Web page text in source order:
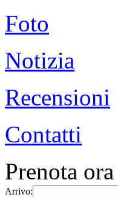
Foto
Notizia
Recensioni
Contatti
Prenota ora
Arrivo: